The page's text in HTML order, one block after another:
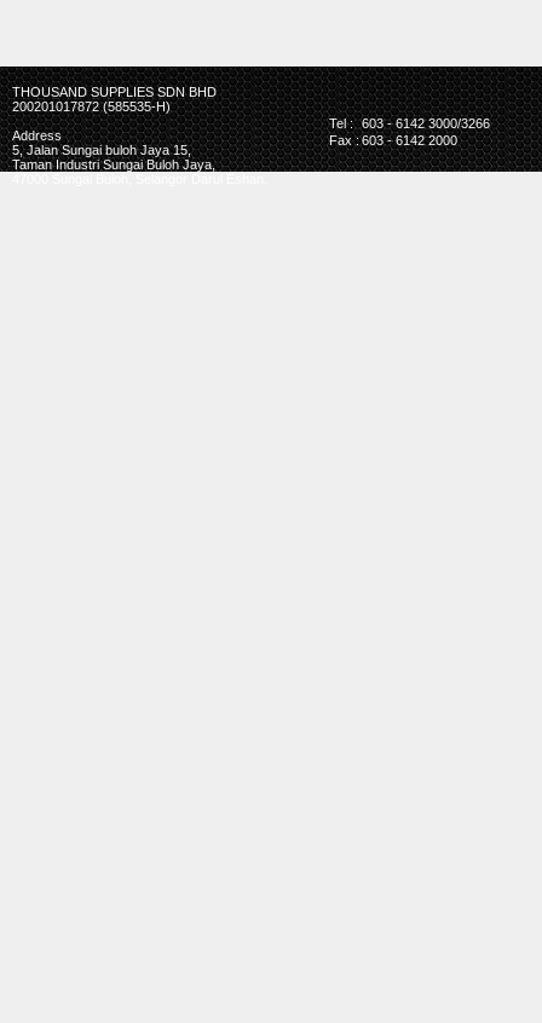
THOUSAND SUPPLIES SDN BHD
200201017872 (585535-H)
Address
5, Jalan Sungai buloh Jaya 15,
Taman Industri Sungai Buloh Jaya,
Tel : 603 - 6142 3000/3266
Fax : 603 - 6142 2000